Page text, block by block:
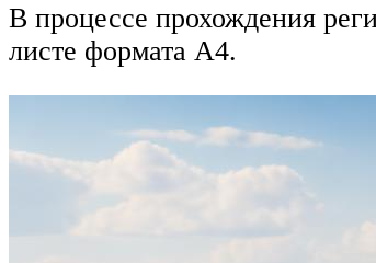
В процессе прохождения
листе формата А4.